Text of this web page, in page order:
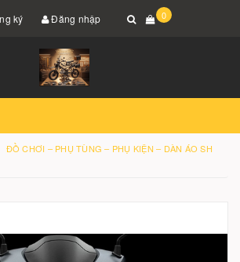
ký Đăng nhập 0
ĐỒ CHƠI – PHỤ TÙNG – PHỤ KIỆN – DÀN ÁO SH